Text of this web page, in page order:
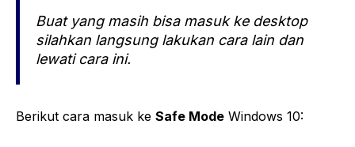
Buat yang masih bisa masuk ke desktop
silahkan langsung lakukan cara lain dan
lewati cara ini.
Berikut cara masuk ke Safe Mode Windows 10: